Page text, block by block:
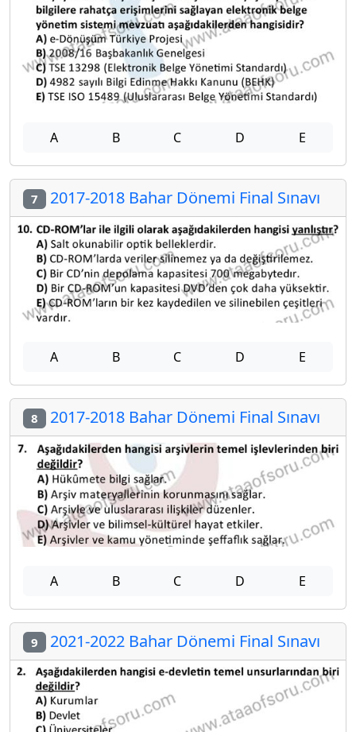
A B C D E
7 2017-2018 Bahar Dönemi Final Sınavı
A B C D E
8 2017-2018 Bahar Dönemi Final Sınavı
A B C D E
9 2021-2022 Bahar Dönemi Final Sınavı